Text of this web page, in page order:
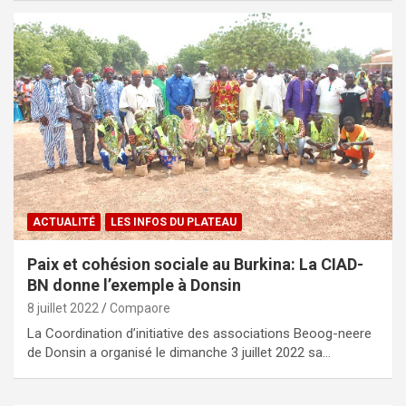
ACTUALITÉ LES INFOS DU PLATEAU
Paix et cohésion sociale au Burkina: La CIAD-
BN donne l’exemple à Donsin
8 juillet 2022 Compaore
La Coordination d’initiative des associations Beoog-neere
de Donsin a organisé le dimanche 3 juillet 2022 sa…